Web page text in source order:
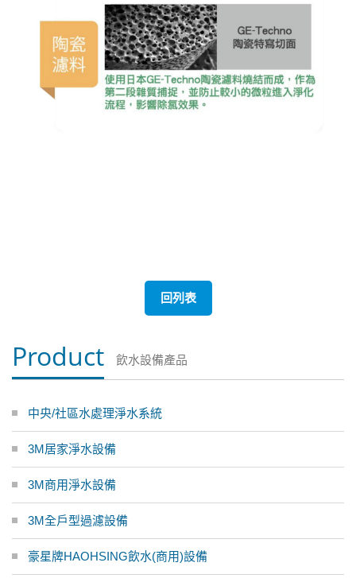
回列表
Product 飲水設備產品
中央/社區水處理淨水系統
3M居家淨水設備
3M商用淨水設備
3M全戶型過濾設備
豪星牌HAOHSING飲水(商用)設備